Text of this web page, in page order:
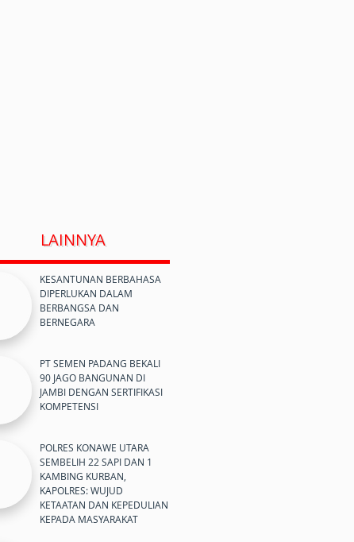
LAINNYA
KESANTUNAN BERBAHASA
DIPERLUKAN DALAM
BERBANGSA DAN
BERNEGARA
PT SEMEN PADANG BEKALI
90 JAGO BANGUNAN DI
JAMBI DENGAN SERTIFIKASI
KOMPETENSI
POLRES KONAWE UTARA
SEMBELIH 22 SAPI DAN 1
KAMBING KURBAN,
KAPOLRES: WUJUD
KETAATAN DAN KEPEDULIAN
KEPADA MASYARAKAT